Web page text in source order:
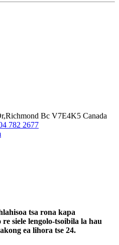
Bc V7E4K5 Canada
782 2677
tsa rona kapa
siele lengolo-tsoibila la hau
ea lihora tse 24.